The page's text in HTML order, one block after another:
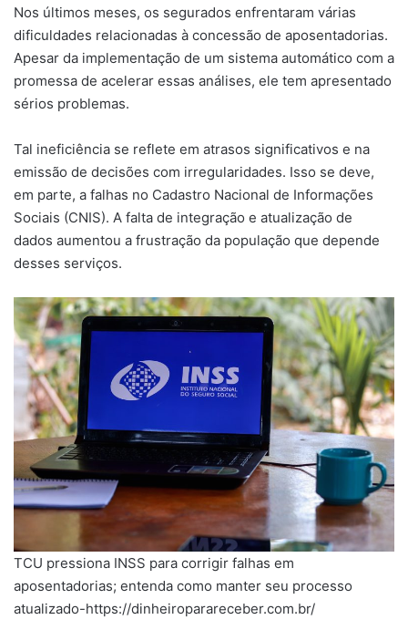
Nos últimos meses, os segurados enfrentaram várias
dificuldades relacionadas à concessão de aposentadorias.
Apesar da implementação de um sistema automático com a
promessa de acelerar essas análises, ele tem apresentado
sérios problemas.
Tal ineficiência se reflete em atrasos significativos e na
emissão de decisões com irregularidades. Isso se deve,
em parte, a falhas no Cadastro Nacional de Informações
Sociais (CNIS). A falta de integração e atualização de
dados aumentou a frustração da população que depende
desses serviços.
TCU pressiona INSS para corrigir falhas em
aposentadorias; entenda como manter seu processo
atualizado-https://dinheiroparareceber.com.br/